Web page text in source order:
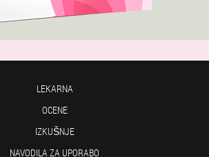
LEKARNA
OCENE
IZKUŠNJE
NAVODILA ZA UPORABO